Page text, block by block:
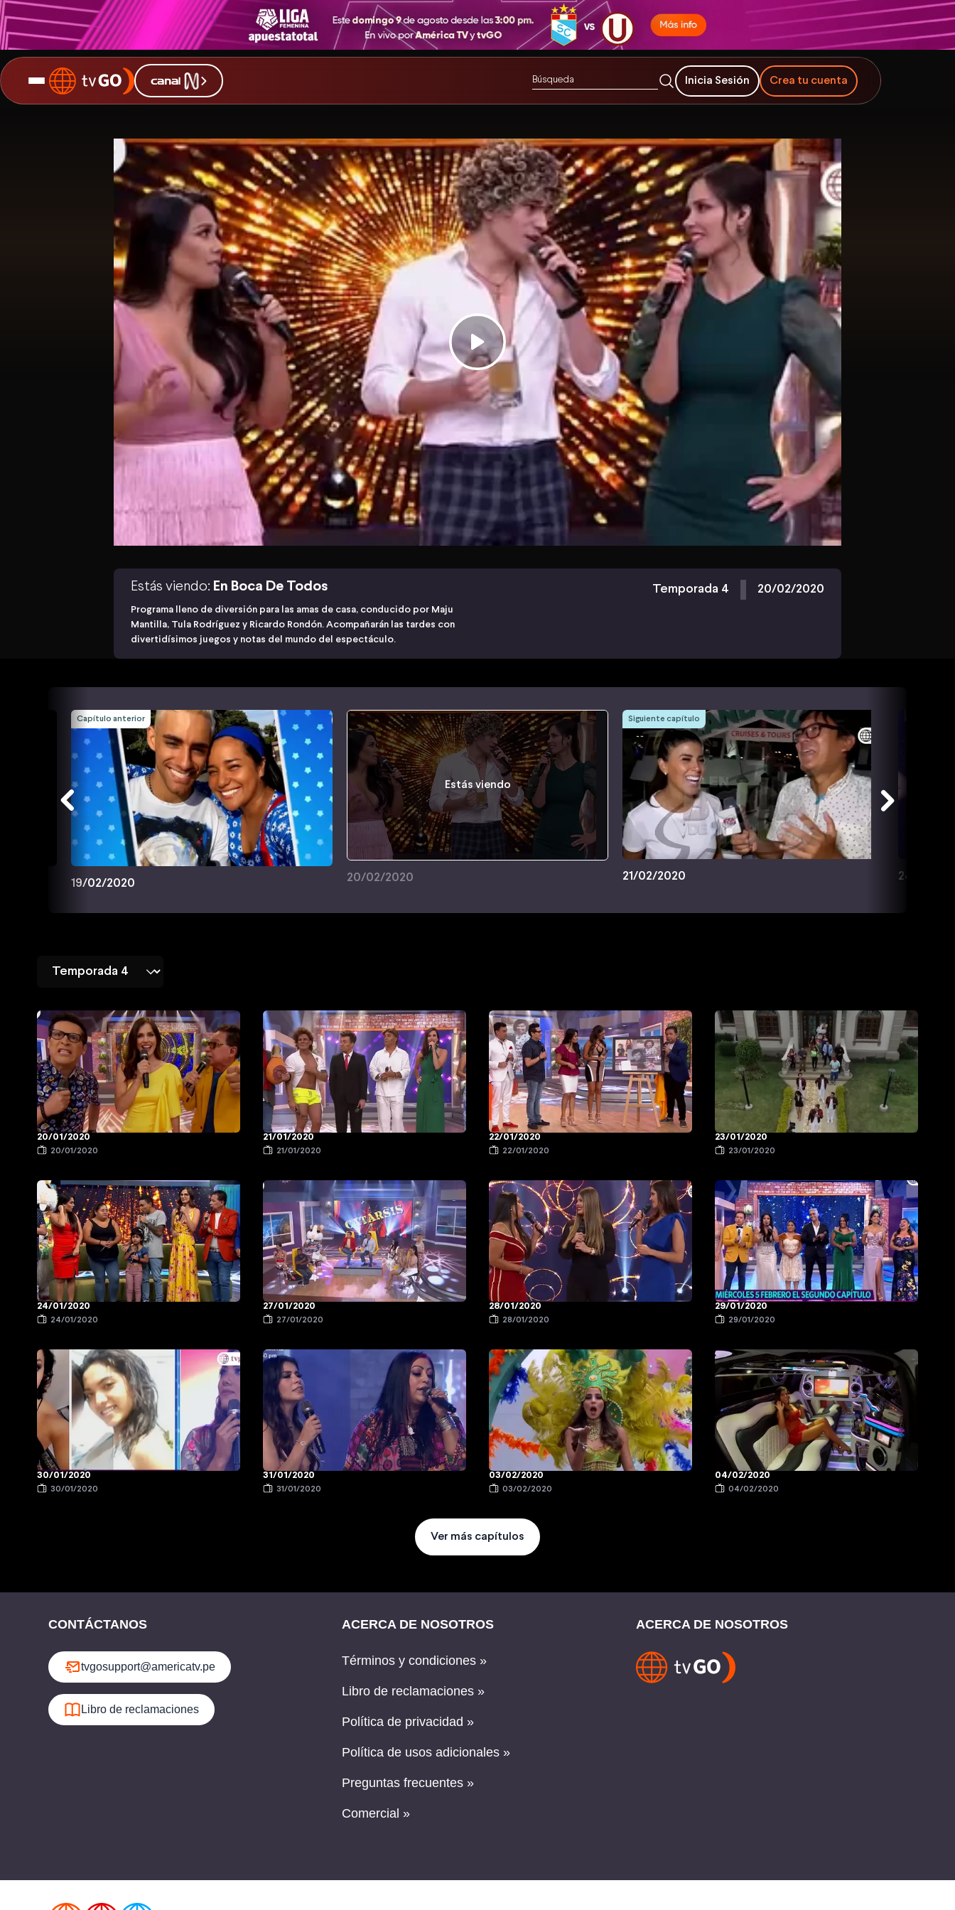
Inicia Sesión Crea tu cuenta
Estás viendo: En Boca De Todos
Programa lleno de diversión para las amas de casa, conducido por Maju
Mantilla, Tula Rodríguez y Ricardo Rondón. Acompañarán las tardes con
divertidísimos juegos y notas del mundo del espectáculo.
Temporada 4 20/02/2020
Capítulo anterior
19/02/2020
Estás viendo
20/02/2020
Siguiente capítulo
21/02/2020 24/02/
20/01/2020
20/01/2020
21/01/2020
21/01/2020
22/01/2020
22/01/2020
23/01/2020
23/01/2020
24/01/2020
24/01/2020
27/01/2020
27/01/2020
28/01/2020
28/01/2020
29/01/2020
29/01/2020
30/01/2020
30/01/2020
31/01/2020
31/01/2020
03/02/2020
03/02/2020
04/02/2020
04/02/2020
Ver más capítulos
CONTÁCTANOS
tvgosupport@americatv.pe
Libro de reclamaciones
ACERCA DE NOSOTROS
Términos y condiciones »
Libro de reclamaciones »
Política de privacidad »
Política de usos adicionales »
Preguntas frecuentes »
Comercial »
ACERCA DE NOSOTROS